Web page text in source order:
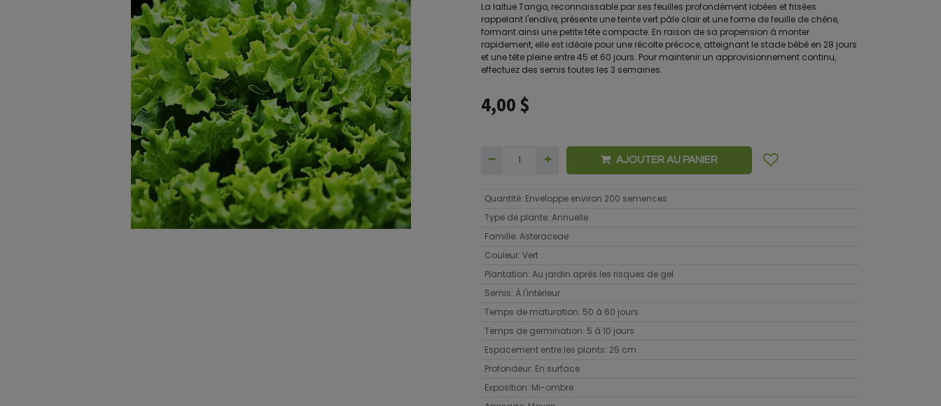
La laitue Tango, reconnaissable par ses feuilles profondément lobées et frisées
rappelant l'endive, présente une teinte vert pâle clair et une forme de feuille de chêne,
formant ainsi une petite tête compacte. En raison de sa propension à monter
rapidement, elle est idéale pour une récolte précoce, atteignant le stade bébé en 28 jours
et une tête pleine entre 45 et 60 jours. Pour maintenir un approvisionnement continu,
effectuez des semis toutes les 3 semaines.
4,00 $
AJOUTER AU PANIER
Quantité: Enveloppe environ 200 semences
Type de plante: Annuelle
Famille: Asteraceae
Couleur: Vert
Plantation: Au jardin après les risques de gel
Semis: À l'intérieur
Temps de maturation: 50 à 60 jours
Temps de germination: 5 à 10 jours
Espacement entre les plants: 25 cm
Profondeur: En surface
Exposition: Mi-ombre